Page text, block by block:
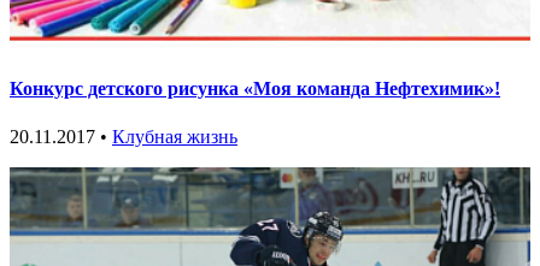
Конкурс детского рисунка «Моя команда Нефтехимик»!
20.11.2017 • Клубная жизнь